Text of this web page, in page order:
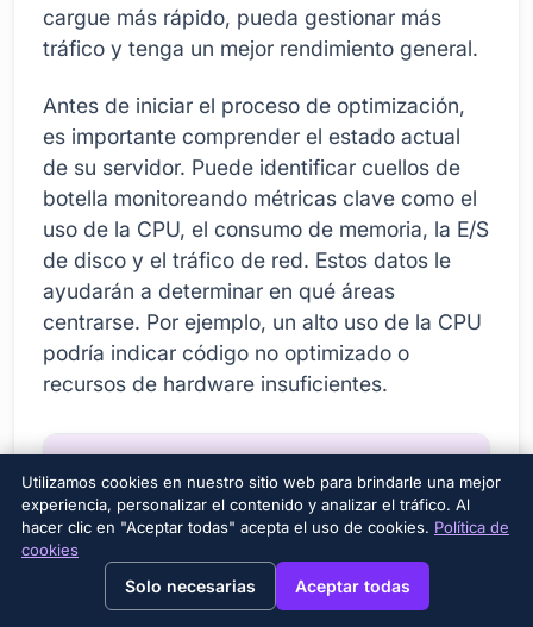
View this page in English?
cargue más rápido, pueda gestionar más
tráfico y tenga un mejor rendimiento general.
Antes de iniciar el proceso de optimización,
es importante comprender el estado actual
de su servidor. Puede identificar cuellos de
botella monitoreando métricas clave como el
uso de la CPU, el consumo de memoria, la E/S
de disco y el tráfico de red. Estos datos le
ayudarán a determinar en qué áreas
centrarse. Por ejemplo, un alto uso de la CPU
podría indicar código no optimizado o
recursos de hardware insuficientes.
Métrico Explicación
Herramienta
de medición
Uso de CPU
tan ocupado
está el
Utilizamos cookies en nuestro sitio web para brindarle una mejor
experiencia, personalizar el contenido y analizar el tráfico. Al
hacer clic en "Aceptar todas" acepta el uso de cookies. Política de
cookies
Solo necesarias Aceptar todas